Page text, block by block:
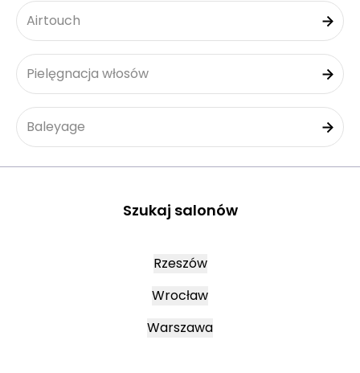
Airtouch
Pielęgnacja włosów
Baleyage
Szukaj salonów
Rzeszów
Wrocław
Warszawa